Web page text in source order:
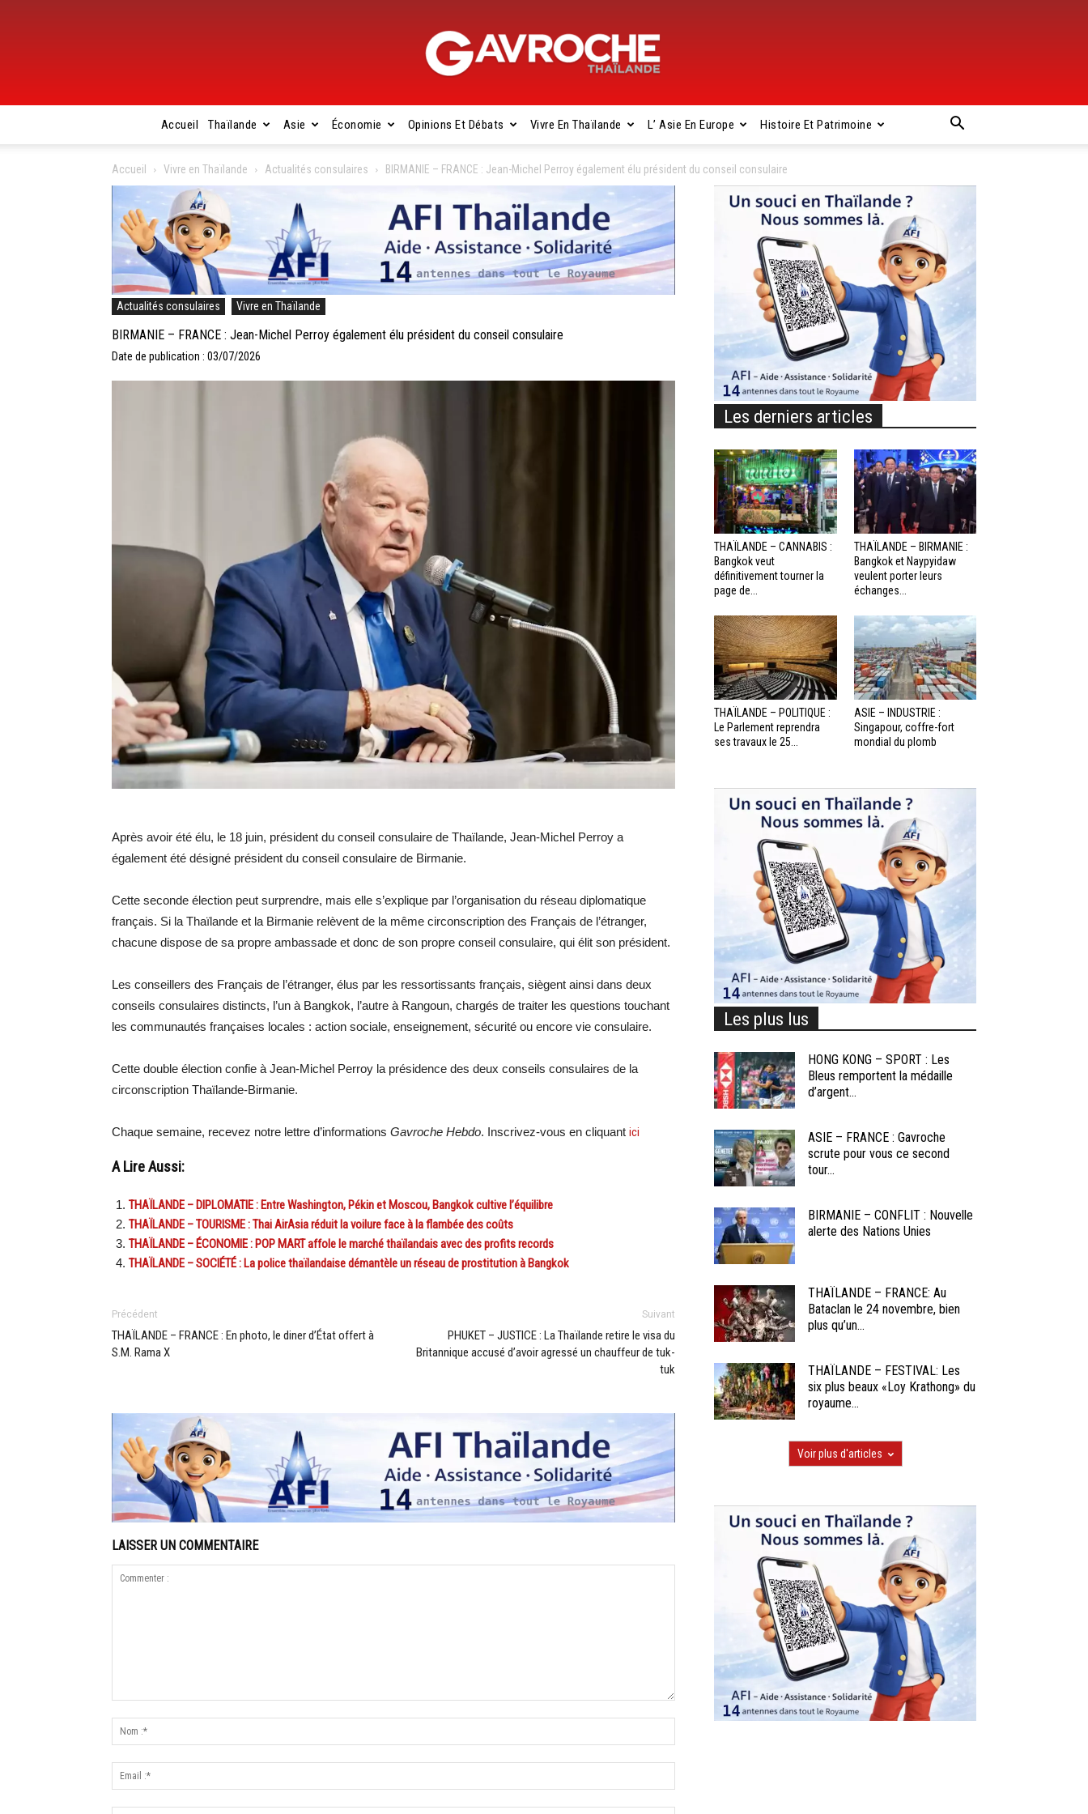
Gavroche
Thaïlande
Accueil Thaïlande Asie Économie Opinions Et Débats Vivre En Thaïlande L’ Asie En Europe Histoire Et Patrimoine
Accueil Vivre en Thaïlande Actualités consulaires BIRMANIE – FRANCE : Jean-Michel Perroy également élu président du conseil consulaire
Actualités consulaires Vivre en Thaïlande
BIRMANIE – FRANCE : Jean-Michel Perroy également élu président du conseil consulaire
Date de publication : 03/07/2026
Après avoir été élu, le 18 juin, président du conseil consulaire de Thaïlande, Jean-Michel Perroy a
également été désigné président du conseil consulaire de Birmanie.
Cette seconde élection peut surprendre, mais elle s’explique par l’organisation du réseau diplomatique
français. Si la Thaïlande et la Birmanie relèvent de la même circonscription des Français de l’étranger,
chacune dispose de sa propre ambassade et donc de son propre conseil consulaire, qui élit son président.
Les conseillers des Français de l’étranger, élus par les ressortissants français, siègent ainsi dans deux
conseils consulaires distincts, l’un à Bangkok, l’autre à Rangoun, chargés de traiter les questions touchant
les communautés françaises locales : action sociale, enseignement, sécurité ou encore vie consulaire.
Cette double élection confie à Jean-Michel Perroy la présidence des deux conseils consulaires de la
circonscription Thaïlande-Birmanie.
Chaque semaine, recevez notre lettre d’informations Gavroche Hebdo. Inscrivez-vous en cliquant ici
A Lire Aussi:
THAÏLANDE – DIPLOMATIE : Entre Washington, Pékin et Moscou, Bangkok cultive l’équilibre
THAÏLANDE – TOURISME : Thai AirAsia réduit la voilure face à la flambée des coûts
THAÏLANDE – ÉCONOMIE : POP MART affole le marché thaïlandais avec des profits records
THAÏLANDE – SOCIÉTÉ : La police thaïlandaise démantèle un réseau de prostitution à Bangkok
Précédent
THAÏLANDE – FRANCE : En photo, le diner d’État offert à
S.M. Rama X
Suivant
PHUKET – JUSTICE : La Thaïlande retire le visa du
Britannique accusé d’avoir agressé un chauffeur de tuk-
tuk
LAISSER UN COMMENTAIRE
Les derniers articles
THAÏLANDE – CANNABIS :
Bangkok veut
définitivement tourner la
page de...
THAÏLANDE – BIRMANIE :
Bangkok et Naypyidaw
veulent porter leurs
échanges...
THAÏLANDE – POLITIQUE :
Le Parlement reprendra
ses travaux le 25...
ASIE – INDUSTRIE :
Singapour, coffre-fort
mondial du plomb
Les plus lus
HONG KONG – SPORT : Les
Bleus remportent la médaille
d’argent...
ASIE – FRANCE : Gavroche
scrute pour vous ce second
tour...
BIRMANIE – CONFLIT : Nouvelle
alerte des Nations Unies
THAÏLANDE – FRANCE: Au
Bataclan le 24 novembre, bien
plus qu’un...
THAÏLANDE – FESTIVAL: Les
six plus beaux «Loy Krathong» du
royaume...
Voir plus d'articles